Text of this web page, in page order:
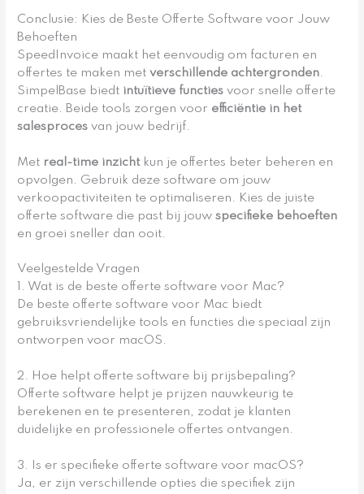
Conclusie: Kies de Beste Offerte Software voor Jouw
Behoeften
SpeedInvoice maakt het eenvoudig om facturen en
offertes te maken metverschillende achtergronden.
SimpelBase biedt intuïtieve functies voor snelle offerte
creatie. Beide tools zorgen voor efficiëntie in het
salesproces van jouw bedrijf.
Met real-time inzichtkun je offertes beter beheren en
opvolgen. Gebruik deze software om jouw
verkoopactiviteiten te optimaliseren. Kies de juiste
offerte software die past bij jouwspecifieke behoeften
en groei sneller dan ooit.
Veelgestelde Vragen
1. Wat is de beste offerte software voor Mac?
De beste offerte software voor Mac biedt
gebruiksvriendelijke tools en functies die speciaal zijn
ontworpen voor macOS.
2. Hoe helpt offerte software bij prijsbepaling?
Offerte software helpt je prijzen nauwkeurig te
berekenen en te presenteren, zodat je klanten
duidelijke en professionele offertes ontvangen.
3. Is er specifieke offerte software voor macOS?
Ja, er zijn verschillende opties die specifiek zijn